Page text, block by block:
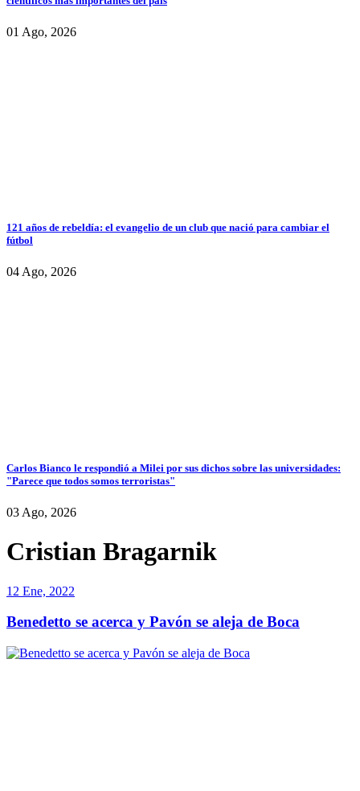
01 Ago, 2026
121 años de rebeldía: el evangelio de un club que nació para cambiar el
fútbol
04 Ago, 2026
Carlos Bianco le respondió a Milei por sus dichos sobre las universidades:
"Parece que todos somos terroristas"
03 Ago, 2026
Cristian Bragarnik
12 Ene, 2022
Benedetto se acerca y Pavón se aleja de Boca